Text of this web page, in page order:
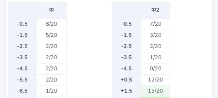
Ф
-0.5
8/20
-1.5
5/20
-2.5
2/20
-3.5
2/20
-4.5
2/20
-5.5
2/20
-6.5
1/20
Ф2
-0.5
7/20
-1.5
3/20
-2.5
2/20
-3.5
1/20
-4.5
0/20
+0.5
12/20
+1.5
15/20